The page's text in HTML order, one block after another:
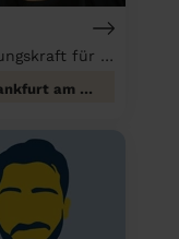
Reinigungskraft für deinen Haushalt
Frankfurt am Main